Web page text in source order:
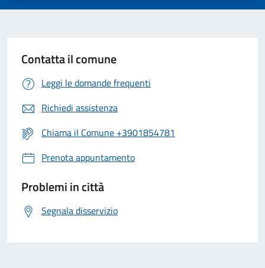
Contatta il comune
Leggi le domande frequenti
Richiedi assistenza
Chiama il Comune +3901854781
Prenota appuntamento
Problemi in città
Segnala disservizio